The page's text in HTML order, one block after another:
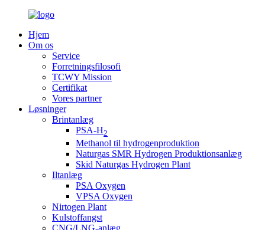
Hjem
Om os
Service
Forretningsfilosofi
TCWY Mission
Certifikat
Vores partner
Løsninger
Brintanlæg
PSA-H2
Methanol til hydrogenproduktion
Naturgas SMR Hydrogen Produktionsanlæg
Skid Naturgas Hydrogen Plant
Iltanlæg
PSA Oxygen
VPSA Oxygen
Nirtogen Plant
Kulstoffangst